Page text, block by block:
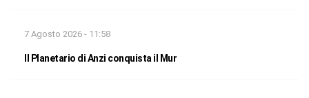
7 Agosto 2026 - 11:58
Il Planetario di Anzi conquista il Mur